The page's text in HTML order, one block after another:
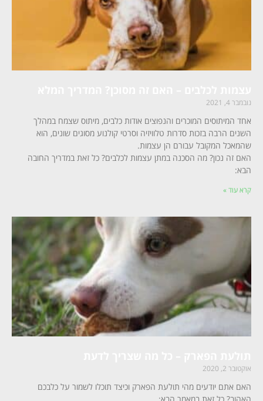
נובמבר 4, 2021
אחד המיתוסים המוכרים והנפוצים אודות כלבים, מיתוס שצמח במהלך
השנים הרבה בזכות סדרות טלוויזיה וסרטי קולנוע מסוגים שונים, הוא
שהמאכל המקובל עבורם הן עצמות.
האם זה נכון? מה הסכנה במתן עצמות לכלבים? כל זאת במדריך החובה
הבא:
קרא עוד »
אוקטובר 2, 2020
האם אתם יודעים מהי תולעת הפארק וכיצד תוכלו לשמור על כלבכם